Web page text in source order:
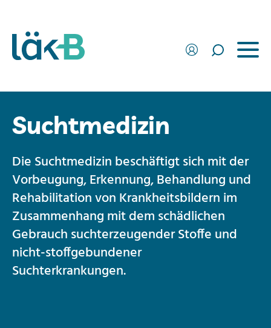
Suchtmedizin
Die Suchtmedizin beschäftigt sich mit der
Vorbeugung, Erkennung, Behandlung und
Rehabilitation von Krankheitsbildern im
Zusammenhang mit dem schädlichen
Gebrauch suchterzeugender Stoffe und
nicht-stoffgebundener
Suchterkrankungen.